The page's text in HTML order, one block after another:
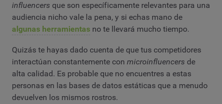
influencers que son específicamente relevantes para una
audiencia nicho vale la pena, y si echas mano de
algunas herramientas no te llevará mucho tiempo.
Quizás te hayas dado cuenta de que tus competidores
interactúan constantemente con microinfluencers de
alta calidad. Es probable que no encuentres a estas
personas en las bases de datos estáticas que a menudo
devuelven los mismos rostros.